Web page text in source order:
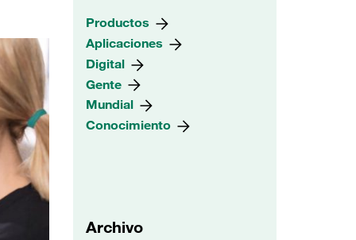
Productos
Aplicaciones
Digital
Gente
Mundial
Conocimiento
Archivo